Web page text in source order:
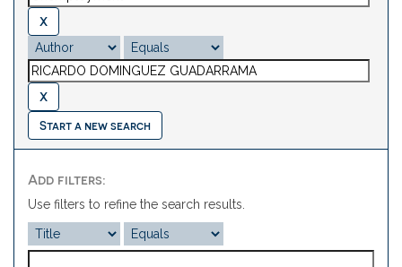
Start a new search
Add filters:
Use filters to refine the search results.